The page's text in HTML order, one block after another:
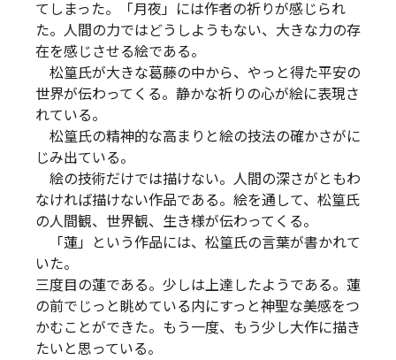
てしまった。「月夜」には作者の祈りが感じられ
た。人間の力ではどうしようもない、大きな力の存
在を感じさせる絵である。
松篁氏が大きな葛藤の中から、やっと得た平安の
世界が伝わってくる。静かな祈りの心が絵に表現さ
れている。
松篁氏の精神的な高まりと絵の技法の確かさがに
じみ出ている。
絵の技術だけでは描けない。人間の深さがともわ
なければ描けない作品である。絵を通して、松篁氏
の人間観、世界観、生き様が伝わってくる。
「蓮」という作品には、松篁氏の言葉が書かれて
いた。
三度目の蓮である。少しは上達したようである。蓮
の前でじっと眺めている内にすっと神聖な美感をつ
かむことができた。もう一度、もう少し大作に描き
たいと思っている。